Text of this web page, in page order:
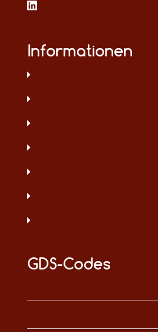
Informationen
GDS-Codes